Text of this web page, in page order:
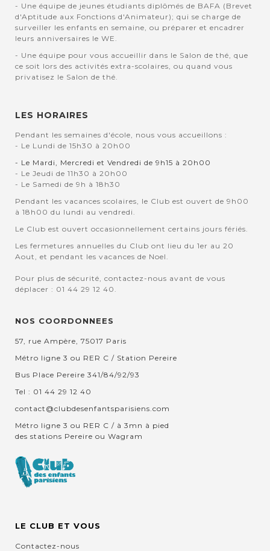
- Une équipe de jeunes étudiants diplômés de BAFA (Brevet
d'Aptitude aux Fonctions d'Animateur); qui se charge de
surveiller les enfants en semaine, ou préparer et encadrer
leurs anniversaires le WE.
- Une équipe pour vous accueillir dans le Salon de thé, que
ce soit lors des activités extra-scolaires, ou quand vous
privatisez le Salon de thé.
LES HORAIRES
Pendant les semaines d'école, nous vous accueillons :
- Le Lundi de 15h30 à 20h00
- Le Mardi, Mercredi et Vendredi de 9h15 à 20h00
- Le Jeudi de 11h30 à 20h00
- Le Samedi de 9h à 18h30
Pendant les vacances scolaires, le Club est ouvert de 9h00
à 18h00 du lundi au vendredi.
Le Club est ouvert occasionnellement certains jours fériés.
Les fermetures annuelles du Club ont lieu du 1er au 20
Aout, et pendant les vacances de Noel.
Pour plus de sécurité, contactez-nous avant de vous
déplacer : 01 44 29 12 40.
NOS COORDONNEES
57, rue Ampère, 75017 Paris
Métro ligne 3 ou RER C / Station Pereire
Bus Place Pereire 341/84/92/93
Tel : 01 44 29 12 40
contact@clubdesenfantsparisiens.com
Métro ligne 3 ou RER C / à 3mn à pied
des stations Pereire ou Wagram
LE CLUB ET VOUS
Contactez-nous